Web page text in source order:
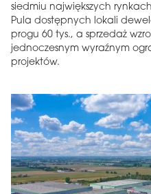
siedmiu największych
Pula dostępnych lokali
progu 60 tys., a sprzedaż
jednoczesnym wyraźnym
projektów.